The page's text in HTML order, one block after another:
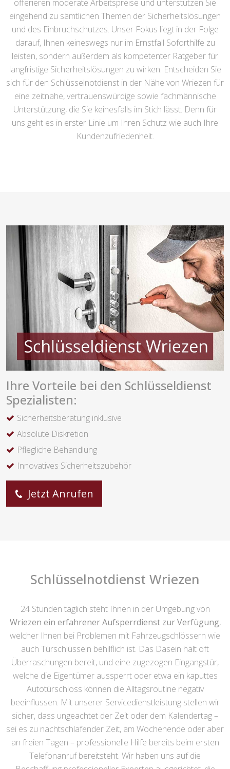
offerieren moderate Arbeitspreise und unterstützen Sie
eingehend zu sämtlichen Themen der Sicherheitslösungen
und des Einbruchschutzes. Unser Fokus liegt in der Folge
darauf, Ihnen keineswegs nur im Ernstfall Soforthilfe zu
leisten, sondern außerdem als kompetenter Ratgeber für
langfristige Sicherheitslösungen zu wirken. Entscheiden Sie
sich für den Schlüsselnotdienst in der Nähe von Wriezen für
eine zeitnahe, vertrauenswürdige sowie fachmännische
Unterstützung, die Sie keinesfalls im Stich lässt. Denn für
uns geht es in erster Linie um Ihren Schutz wie auch Ihre
Kundenzufriedenheit.
Ihre Vorteile bei den Schlüsseldienst
Spezialisten:
Sicherheitsberatung inklusive
Absolute Diskretion
Pflegliche Behandlung
Innovatives Sicherheitszubehör
Jetzt Anrufen
Schlüsselnotdienst Wriezen
24 Stunden täglich steht Ihnen in der Umgebung von
Wriezen ein erfahrener Aufsperrdienst zur Verfügung,
welcher Ihnen bei Problemen mit Fahrzeugschlössern wie
auch Türschlüsseln behilflich ist. Das Dasein hält oft
Überraschungen bereit, und eine zugezogen Eingangstür,
welche die Eigentümer aussperrt oder etwa ein kaputtes
Autotürschloss können die Alltagsroutine negativ
beeinflussen. Mit unserer Servicedienstleistung stellen wir
sicher, dass ungeachtet der Zeit oder dem Kalendertag –
sei es zu nachtschlafender Zeit, am Wochenende oder aber
an freien Tagen – professionelle Hilfe bereits beim ersten
Telefonanruf bereitsteht. Wir haben uns auf die